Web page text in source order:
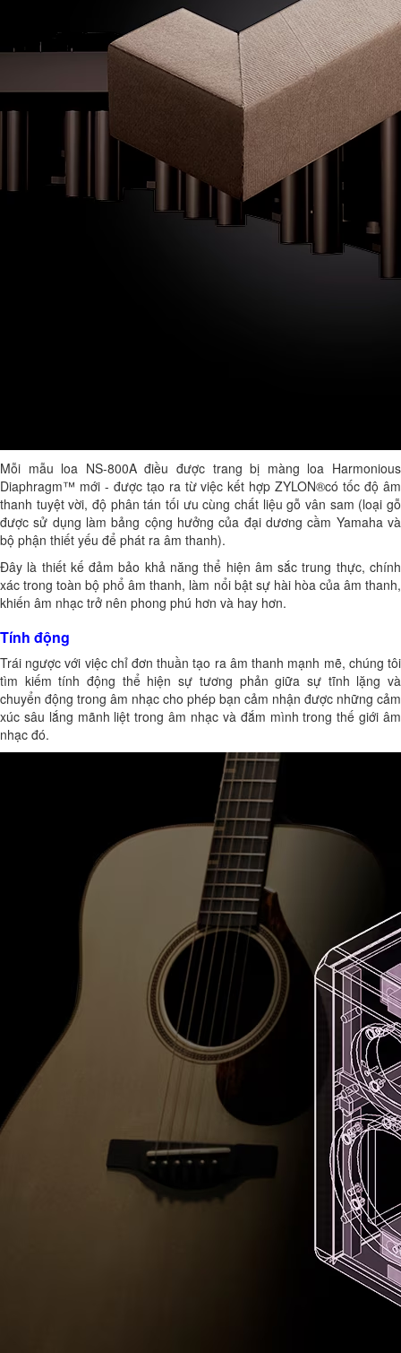
Mỗi mẫu loa NS-800A điều được trang bị màng loa Harmonious
Diaphragm™ mới - được tạo ra từ việc kết hợp ZYLON®có tốc độ âm
thanh tuyệt vời, độ phân tán tối ưu cùng chất liệu gỗ vân sam (loại gỗ
được sử dụng làm bảng cộng hưởng của đại dương cầm Yamaha và
bộ phận thiết yếu để phát ra âm thanh).
Đây là thiết kế đảm bảo khả năng thể hiện âm sắc trung thực, chính
xác trong toàn bộ phổ âm thanh, làm nổi bật sự hài hòa của âm thanh,
khiến âm nhạc trở nên phong phú hơn và hay hơn.
Tính động
Trái ngược với việc chỉ đơn thuần tạo ra âm thanh mạnh mẽ, chúng tôi
tìm kiếm tính động thể hiện sự tương phản giữa sự tĩnh lặng và
chuyển động trong âm nhạc cho phép bạn cảm nhận được những cảm
xúc sâu lắng mãnh liệt trong âm nhạc và đắm mình trong thế giới âm
nhạc đó.